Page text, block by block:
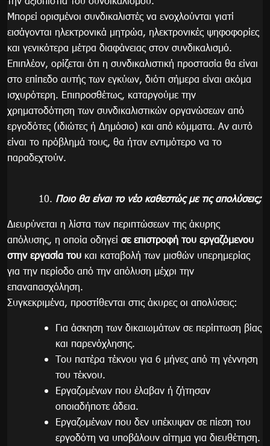
Μπορεί ορισμένοι συνδικαλιστές να ενοχλούνται γιατί
εισάγονται ηλεκτρονικά μητρώα, ηλεκτρονικές ψηφοφορίες
και γενικότερα μέτρα διαφάνειας στον συνδικαλισμό.
Επιπλέον, ορίζεται ότι η συνδικαλιστική προστασία θα είναι
στο επίπεδο αυτής των εγκύων, διότι σήμερα είναι ακόμα
ισχυρότερη. Επιπροσθέτως, καταργούμε την
χρηματοδότηση των συνδικαλιστικών οργανώσεων από
εργοδότες (ιδιώτες ή Δημόσιο) και από κόμματα. Αν αυτό
είναι το πρόβλημά τους, θα ήταν εντιμότερο να το
παραδεχτούν.
Ποιο θα είναι το νέο καθεστώς με τις απολύσεις;
Διευρύνεται η λίστα των περιπτώσεων της άκυρης
απόλυσης, η οποία οδηγεί σε επιστροφή του εργαζόμενου
στην εργασία του και καταβολή των μισθών υπερημερίας
για την περίοδο από την απόλυση μέχρι την
επαναπασχόληση.
Συγκεκριμένα, προστίθενται στις άκυρες οι απολύσεις:
Για άσκηση των δικαιωμάτων σε περίπτωση βίας
και παρενόχλησης.
Του πατέρα τέκνου για 6 μήνες από τη γέννηση
του τέκνου.
Εργαζομένων που έλαβαν ή ζήτησαν
οποιαδήποτε άδεια.
Εργαζομένων που δεν υπέκυψαν σε πίεση του
εργοδότη να υποβάλουν αίτημα για διευθέτηση.